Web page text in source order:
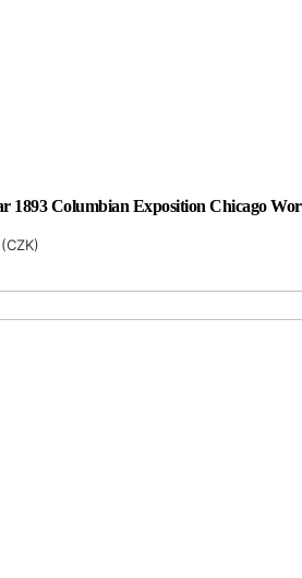
1893 Columbian Exposition Chicago
(CZK)